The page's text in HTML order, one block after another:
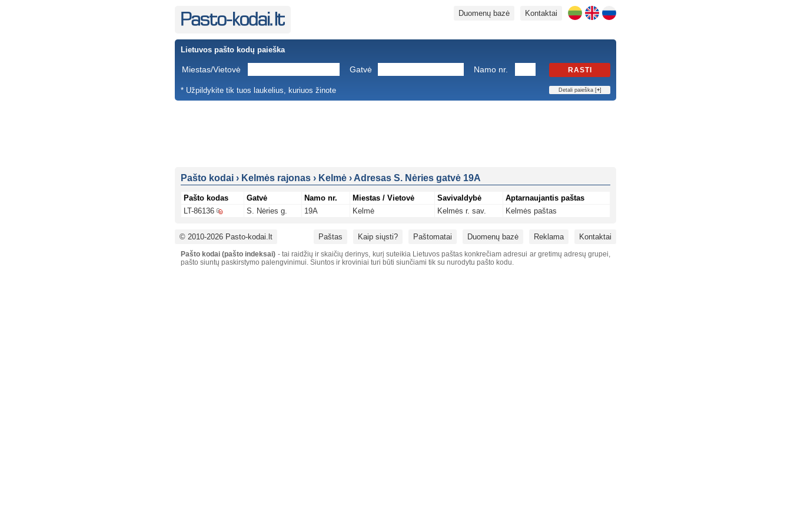
Kontaktai
Duomenų bazė
Lietuvos pašto kodų paieška
Miestas/Vietovė Gatvė Namo nr. RASTI
* Užpildykite tik tuos laukelius, kuriuos žinote Detali paieška [+]
Pašto kodai › Kelmės rajonas › Kelmė › Adresas S. Nėries gatvė 19A
Pašto kodas Gatvė Namo nr. Miestas / Vietovė Savivaldybė
Aptarnaujantis paštas
LT-86136
S. Nėries g. 19A Kelmė Kelmės r. sav. Kelmės paštas
© 2010-2026 Pasto-kodai.lt Paštas Kaip siųsti? Paštomatai Duomenų bazė Reklama Kontaktai
Pašto kodai (pašto indeksai) - tai raidžių ir skaičių derinys, kurį suteikia Lietuvos paštas konkrečiam adresui ar gretimų adresų grupei,
pašto siuntų paskirstymo palengvinimui. Siuntos ir kroviniai turi būti siunčiami tik su nurodytu pašto kodu.